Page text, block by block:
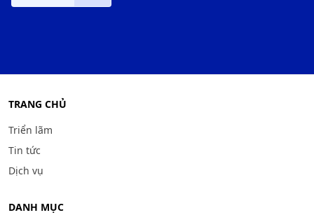
TRANG CHỦ
Triển lãm
Tin tức
Dịch vụ
DANH MỤC